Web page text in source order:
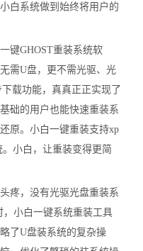
白系统做到始终将用户的
键GHOST重装系统软
需U盘，更不需光驱、光
载功能，真真正正实现了
础的用户也能快速重装系
原。小白一键重装支持xp
小白，让重装变得更简
疼，没有光驱光盘重装系
，小白一键系统重装工具
了U盘装系统的复杂操